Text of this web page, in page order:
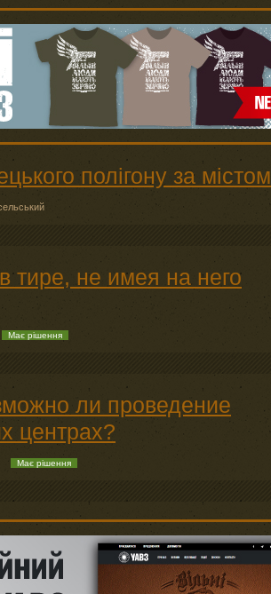
полігону за містом
тире, не имея на него
Має рішення
ли проведение
центрах?
Має рішення